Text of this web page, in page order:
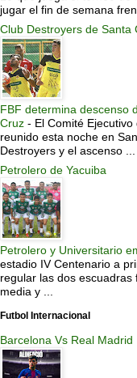
jugar el fin de semana
Club Destroyers de Santa
FBF determina descenso
Cruz - El Comité
reunido esta noche en
Destroyers y el ascenso ...
Petrolero de Yacuiba
Petrolero y Universitario
estadio IV Centenario a
regular las dos
media y ...
Futbol Internacional
Barcelona Vs Real Madrid